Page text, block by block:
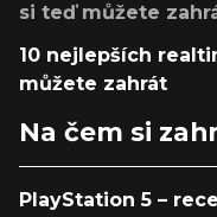
si teď můžete
10 nejlepších
můžete zahrát
Na čem si
PlayStation 5 –